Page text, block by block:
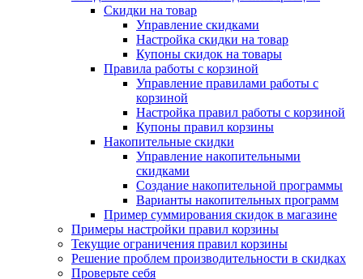
Скидки на товар
Управление скидками
Настройка скидки на товар
Купоны скидок на товары
Правила работы с корзиной
Управление правилами работы с
корзиной
Настройка правил работы с корзиной
Купоны правил корзины
Накопительные скидки
Управление накопительными
скидками
Создание накопительной программы
Варианты накопительных программ
Пример суммирования скидок в магазине
Примеры настройки правил корзины
Текущие ограничения правил корзины
Решение проблем производительности в скидках
Проверьте себя